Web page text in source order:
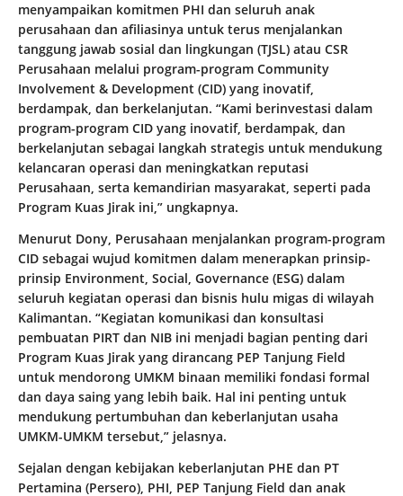
menyampaikan komitmen PHI dan seluruh anak
perusahaan dan afiliasinya untuk terus menjalankan
tanggung jawab sosial dan lingkungan (TJSL) atau CSR
Perusahaan melalui program-program Community
Involvement & Development (CID) yang inovatif,
berdampak, dan berkelanjutan. “Kami berinvestasi dalam
program-program CID yang inovatif, berdampak, dan
berkelanjutan sebagai langkah strategis untuk mendukung
kelancaran operasi dan meningkatkan reputasi
Perusahaan, serta kemandirian masyarakat, seperti pada
Program Kuas Jirak ini,” ungkapnya.
Menurut Dony, Perusahaan menjalankan program-program
CID sebagai wujud komitmen dalam menerapkan prinsip-
prinsip Environment, Social, Governance (ESG) dalam
seluruh kegiatan operasi dan bisnis hulu migas di wilayah
Kalimantan. “Kegiatan komunikasi dan konsultasi
pembuatan PIRT dan NIB ini menjadi bagian penting dari
Program Kuas Jirak yang dirancang PEP Tanjung Field
untuk mendorong UMKM binaan memiliki fondasi formal
dan daya saing yang lebih baik. Hal ini penting untuk
mendukung pertumbuhan dan keberlanjutan usaha
UMKM-UMKM tersebut,” jelasnya.
Sejalan dengan kebijakan keberlanjutan PHE dan PT
Pertamina (Persero), PHI, PEP Tanjung Field dan anak